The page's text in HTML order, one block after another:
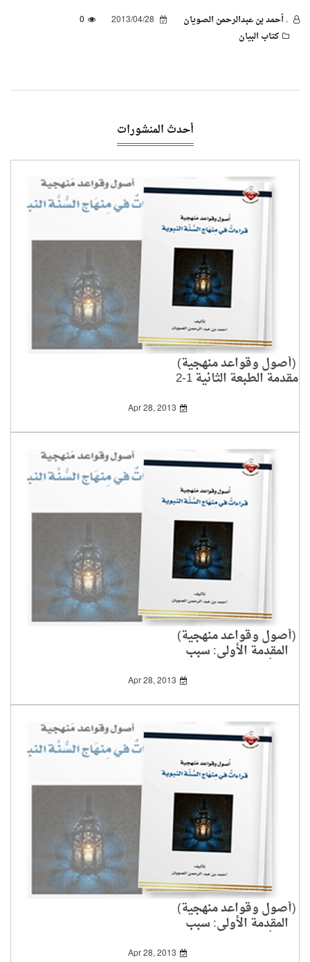
. أحمد بن عبدالرحمن الصويان
0
كتاب البيان
أحدث المنشورات
(أصول وقواعد منهجية)
مقدمة الطبعة الثانية 1-2
Apr 28, 2013
(أصول وقواعد منهجية)
المقدمة الأولى: سبب
تأليف الكتاب1-2
Apr 28, 2013
(أصول وقواعد منهجية)
المقدمة الأولى: سبب
تأليف الكتاب2-2
Apr 28, 2013